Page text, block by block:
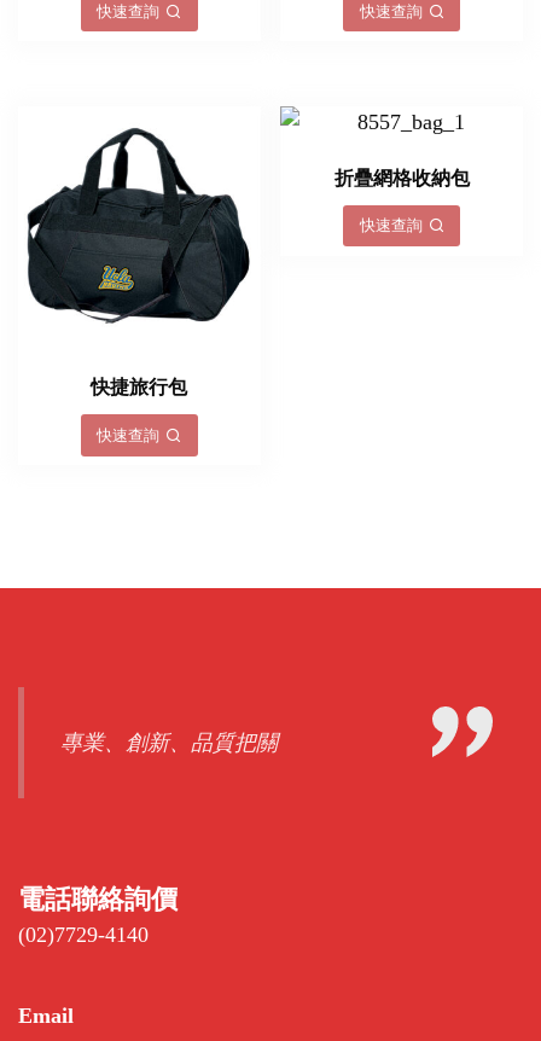
快速查詢 快速查詢
快捷旅行包
快速查詢
折疊網格收納包
快速查詢
專業、創新、品質把關
電話聯絡詢價
(02)7729-4140
Email